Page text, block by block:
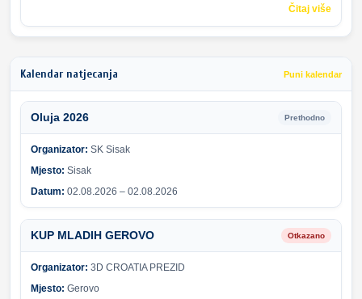
Čitaj više
Kalendar natjecanja Puni kalendar
Oluja 2026 Prethodno
Organizator: SK Sisak
Mjesto: Sisak
Datum: 02.08.2026 – 02.08.2026
KUP MLADIH GEROVO Otkazano
Organizator: 3D CROATIA PREZID
Mjesto: Gerovo